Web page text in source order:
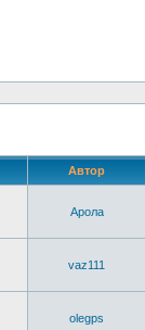
Автор
Арола
vaz111
olegps